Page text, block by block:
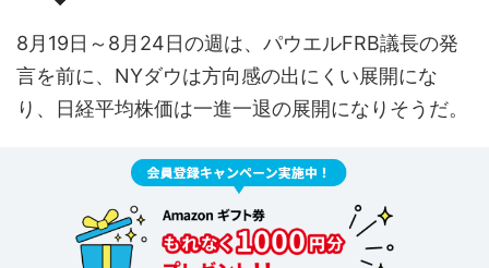
8月19日～8月24日の週は、パウエルFRB議長の発
言を前に、NYダウは方向感の出にくい展開にな
り、日経平均株価は一進一退の展開になりそうだ。